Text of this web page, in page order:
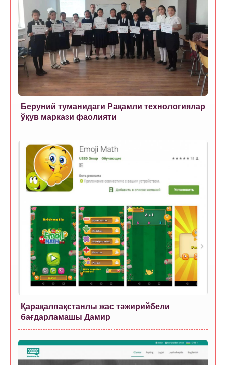
Беруний туманидаги Рақамли технологиялар
ўқув маркази фаолияти
Қарақалпақстанлы жас тәжирийбели
бағдарламашы Дамир